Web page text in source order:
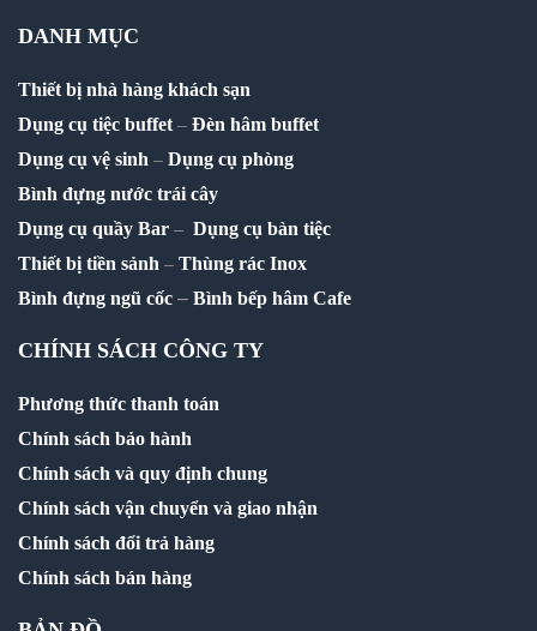
DANH MỤC
Thiết bị nhà hàng khách sạn
Dụng cụ tiệc buffet – Đèn hâm buffet
Dụng cụ vệ sinh – Dụng cụ phòng
Bình đựng nước trái cây
Dụng cụ quầy Bar – Dụng cụ bàn tiệc
Thiết bị tiền sảnh – Thùng rác Inox
Bình đựng ngũ cốc – Bình bếp hâm Cafe
CHÍNH SÁCH CÔNG TY
Phương thức thanh toán
Chính sách bảo hành
Chính sách và quy định chung
Chính sách vận chuyển và giao nhận
Chính sách đổi trả hàng
Chính sách bán hàng